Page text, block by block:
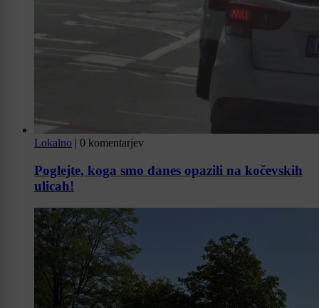
Lokalno | 0 komentarjev
Poglejte, koga smo danes opazili na kočevskih
ulicah!